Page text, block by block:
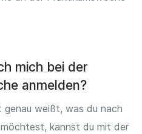
mich bei der
anmelden?
genau weißt, was du nach
kannst du mit der